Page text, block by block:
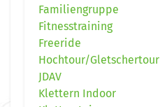
Familiengruppe
Fitnesstraining
Freeride
Hochtour/Gletschertour
JDAV
Klettern Indoor